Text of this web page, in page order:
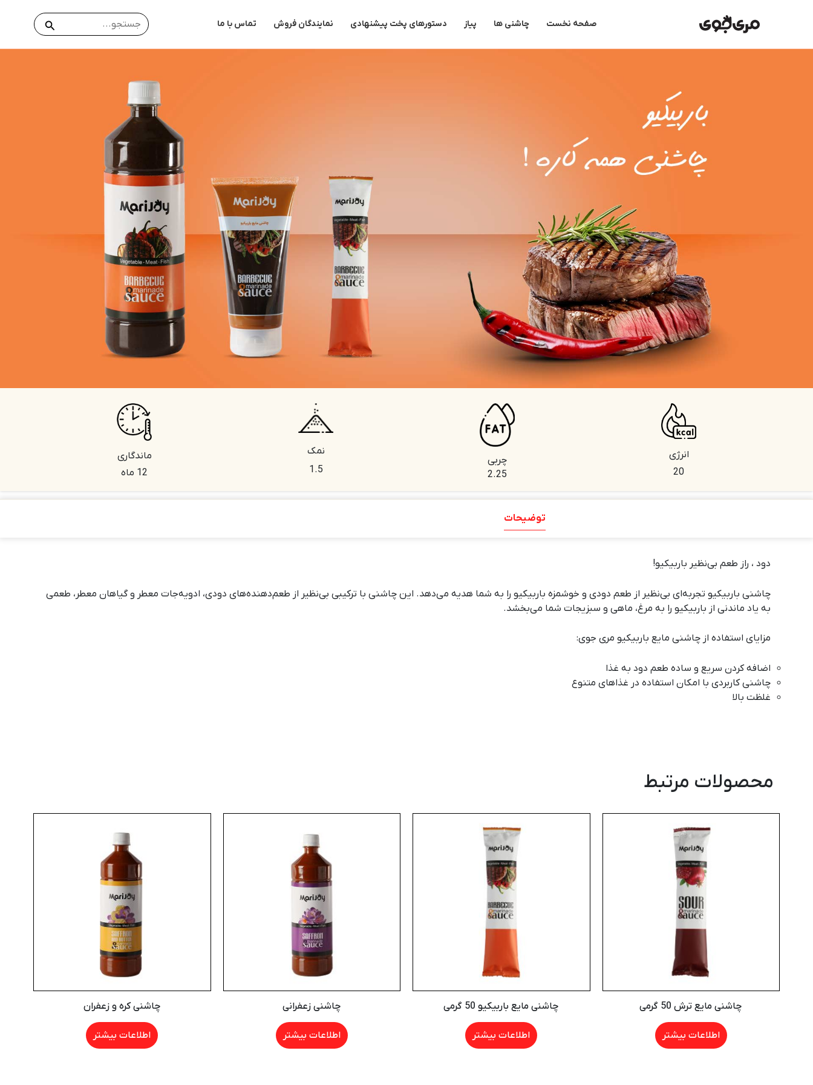
صفحه نخست چاشنی ها پیاز دستورهای پخت پیشنهادی نمایندگان فروش تماس با ما
جستجو
برای:
جستجو
انرژی
20
چربی
2.25
نمک
1.5
ماندگاری
12 ماه
توضیحات
دود ، راز طعم بی‌نظیر باربیکیو!
چاشنی باربیکیو تجربه‌ای بی‌نظیر از طعم دودی و خوشمزه باربیکیو را به شما هدیه می‌دهد. این چاشنی با ترکیبی بی‌نظیر از طعم‌دهنده‌های دودی، ادویه‌جات معطر و گیاهان معطر، طعمی
به یاد ماندنی از باربیکیو را به مرغ، ماهی و سبزیجات شما می‌بخشد.
مزایای استفاده از چاشنی مایع باربیکیو مری جوی:
اضافه کردن سریع و ساده طعم دود به غذا
چاشنی کاربردی با امکان استفاده در غذاهای متنوع
غلظت بالا
محصولات مرتبط
چاشنی مایع ترش 50 گرمی
اطلاعات بیشتر
چاشنی مایع باربیکیو 50 گرمی
اطلاعات بیشتر
چاشنی زعفرانی
اطلاعات بیشتر
چاشنی کره و زعفران
اطلاعات بیشتر